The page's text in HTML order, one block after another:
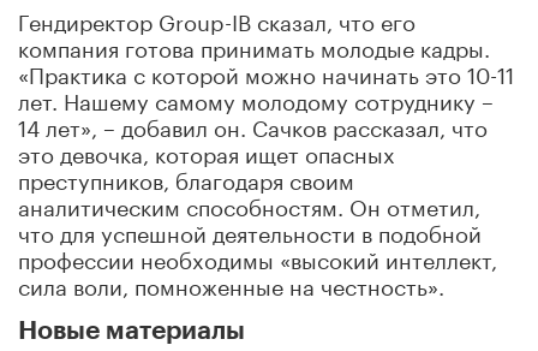
Гендиректор Group-IB сказал, что его
компания готова принимать молодые кадры.
«Практика с которой можно начинать это 10-11
лет. Нашему самому молодому сотруднику –
14 лет», – добавил он. Сачков рассказал, что
это девочка, которая ищет опасных
преступников, благодаря своим
аналитическим способностям. Он отметил,
что для успешной деятельности в подобной
профессии необходимы «высокий интеллект,
сила воли, помноженные на честность».
Новые материалы